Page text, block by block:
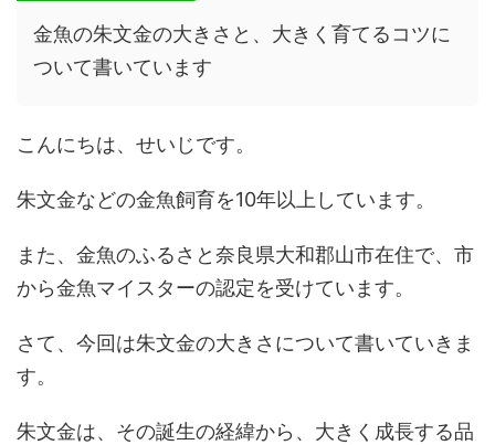
金魚の朱文金の大きさと、大きく育てるコツに
ついて書いています
こんにちは、せいじです。
朱文金などの金魚飼育を10年以上しています。
また、金魚のふるさと奈良県大和郡山市在住で、市
から金魚マイスターの認定を受けています。
さて、今回は朱文金の大きさについて書いていきま
す。
朱文金は、その誕生の経緯から、大きく成長する品